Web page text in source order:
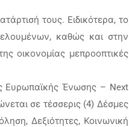
τους. Ειδικότερα, το
καθώς και στην
οικονομίας μεπροοπτικές
Ευρωπαϊκής Ένωσης – Next
σε τέσσερις (4) Δέσμες
Δεξιότητες, Κοινωνική